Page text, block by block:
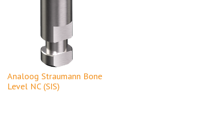
Analoog Straumann Bone
Level NC (SIS)